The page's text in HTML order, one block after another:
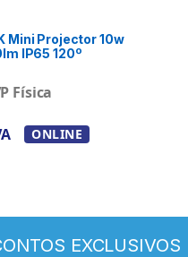
Mini Projector 10w
IP65 120º
Física
ONLINE
EXCLUSIVOS